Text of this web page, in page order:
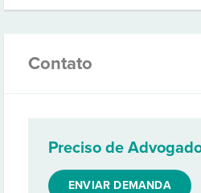
Contato
Preciso de
ENVIAR DEMANDA